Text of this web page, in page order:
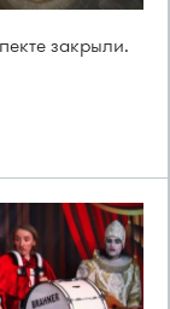
закрыли.